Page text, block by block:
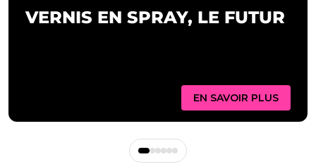
VERNIS EN SPRAY, LE FUTUR
EN SAVOIR PLUS